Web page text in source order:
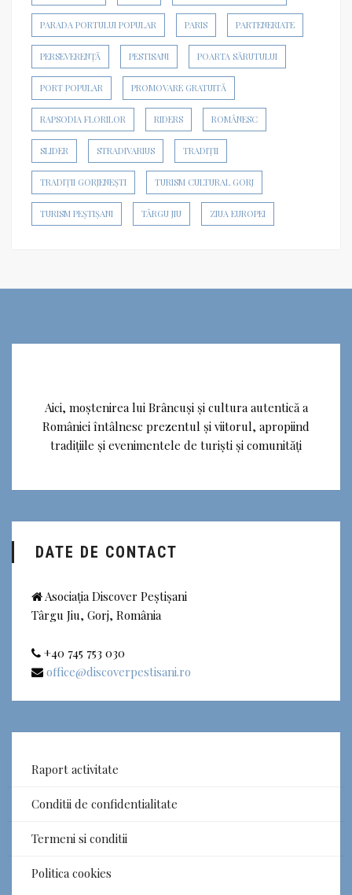
PARADA PORTULUI POPULAR PARIS PARTENERIATE
PERSEVERENȚĂ PESTISANI POARTA SĂRUTULUI
PORT POPULAR PROMOVARE GRATUITĂ
RAPSODIA FLORILOR RIDERS ROMÂNESC
SLIDER STRADIVARIUS TRADIȚII
TRADIȚII GORJENEȘTI TURISM CULTURAL GORJ
TURISM PEȘTIȘANI TÂRGU JIU ZIUA EUROPEI
Aici, moștenirea lui Brâncuși și cultura autentică a
României întâlnesc prezentul și viitorul, apropiind
tradițiile și evenimentele de turiști și comunități
DATE DE CONTACT
Asociația Discover Peștișani
Târgu Jiu, Gorj, România
+40 745 753 030
office@discoverpestisani.ro
Raport activitate
Conditii de confidentialitate
Termeni si conditii
Politica cookies